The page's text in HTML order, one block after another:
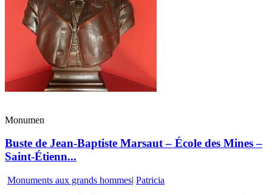
Monumen
Buste de Jean-Baptiste Marsaut – École des Mines –
Saint-Étienn...
Monuments aux grands hommes| Patricia